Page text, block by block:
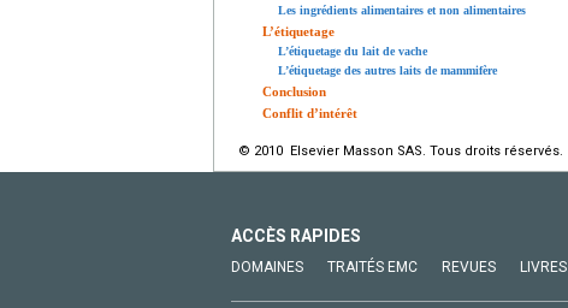
Les ingrédients alimentaires et non alimentaires
L’étiquetage
L’étiquetage du lait de vache
L’étiquetage des autres laits de mammifère
Conclusion
Conflit d’intérêt
© 2010 Elsevier Masson SAS. Tous droits réservés.
ACCÈS RAPIDES
DOMAINES TRAITÉS EMC REVUES LIVRES